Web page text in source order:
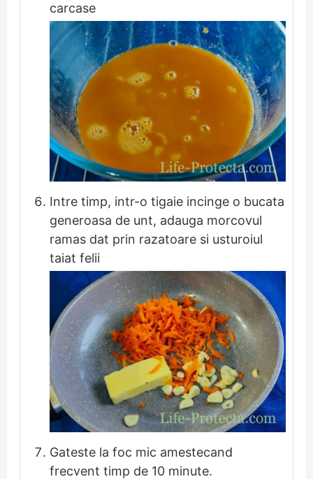
carcase
Intre timp, intr-o tigaie incinge o bucata
generoasa de unt, adauga morcovul
ramas dat prin razatoare si usturoiul
taiat felii
Gateste la foc mic amestecand
frecvent timp de 10 minute.